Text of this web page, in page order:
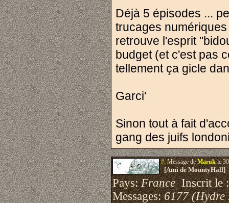
Déjà 5 épisodes ...
trucages
retrouve l'esprit
budget (et c'est pas
tellement ça gicle
Garci'
Sinon tout à fait
gang des juifs
#.Message deMarukle
[Ami de MountyHall]
Pays:FranceInscrit le
Messages:6177 (Hydre